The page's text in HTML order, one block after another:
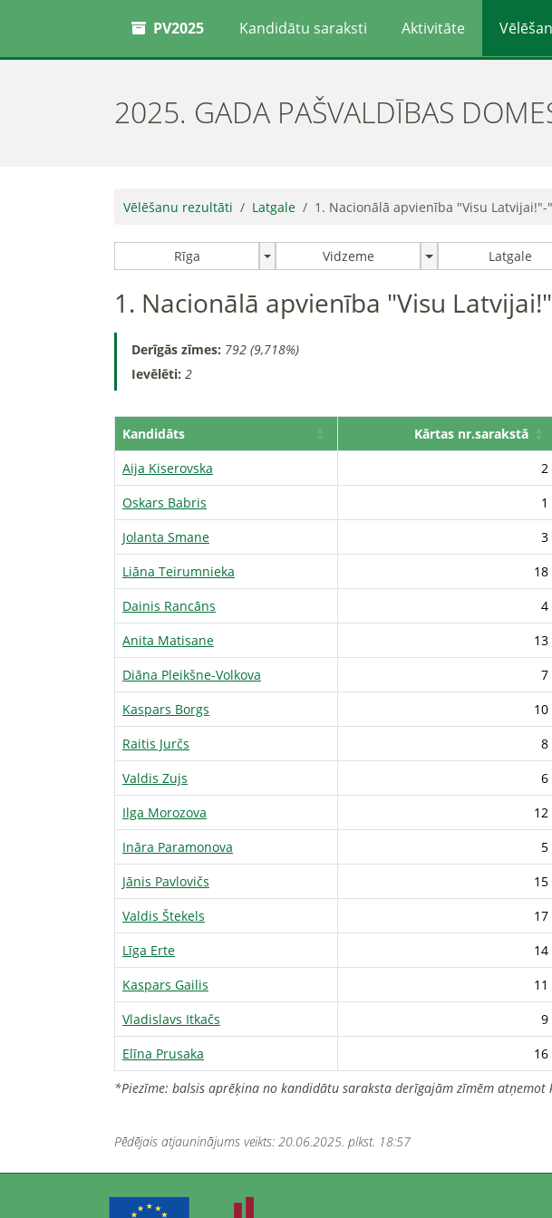
PV2025 Kandidātu saraksti Aktivitāte
2025. GADA PAŠVALDĪBAS
Vēlēšanu rezultāti Latgale 1. Nacionālā apvienība "Visu
Rīga Vidzeme Latgale
1. Nacionālā apvienība "Visu
Derīgās zīmes: 792 (9,718%)
Ievēlēti: 2
Kandidāts Kārtas nr.sarakstā
Aija Kiserovska
2
Oskars Babris
1
Jolanta Smane
3
Liāna Teirumnieka
18
Dainis Rancāns
4
Anita Matisane
13
Diāna Pleikšne-Volkova
7
Kaspars Borgs
10
Raitis Jurčs
8
Valdis Zujs
6
Ilga Morozova
12
Ināra Paramonova
5
Jānis Pavlovičs
15
Valdis Štekels
17
Līga Erte
14
Kaspars Gailis
11
Vladislavs Itkačs
9
Elīna Prusaka
16
*Piezīme: balsis aprēķina no kandidātu saraksta derīgajām zīmēm
Pēdējais atjauninājums veikts: 20.06.2025. plkst. 18:57